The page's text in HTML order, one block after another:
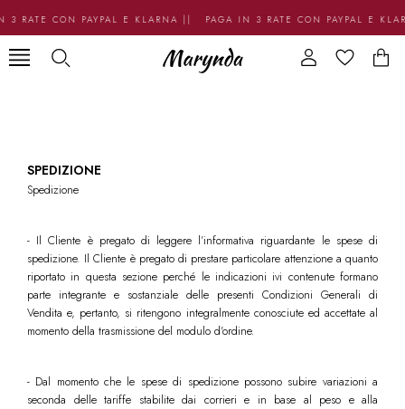
3 RATE CON PAYPAL E KLARNA || PAGA IN 3 RATE CON PAYPAL E
SPEDIZIONE
Spedizione
- Il Cliente è pregato di leggere l’informativa riguardante le spese di
spedizione. Il Cliente è pregato di prestare particolare attenzione a quanto
riportato in questa sezione perché le indicazioni ivi contenute formano
parte integrante e sostanziale delle presenti Condizioni Generali di
Vendita e, pertanto, si ritengono integralmente conosciute ed accettate al
momento della trasmissione del modulo d'ordine.
- Dal momento che le spese di spedizione possono subire variazioni a
seconda delle tariffe stabilite dai corrieri e in base al peso e alla